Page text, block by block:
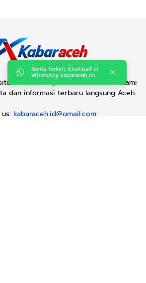
web Berita, dan hiburan Anda. Kami
dan informasi terbaru langsung Aceh.
kabaraceh.id@gmail.com
Berita Terkini, Eksklusif di
WhatsApp kabaraceh.co